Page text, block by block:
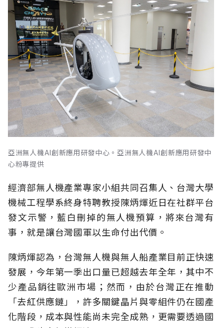
亞洲無人機AI創新應用研發中心。亞洲無人機AI創新應用研發中
心粉專提供
經濟部無人機產業專家小組共同召集人、台灣大學
機械工程學系終身特聘教授陳炳煇近日在社群平台
發文示警，藍白刪掉的無人機預算，將來台灣有
事，就是讓台灣國軍以生命付出代價。
陳炳煇認為，台灣無人機與無人船產業目前正快速
發展，今年第一季出口量已超越去年全年，其中不
少產品銷往歐洲市場；然而，由於台灣正在推動
「去紅供應鏈」，許多關鍵晶片與零組件仍在國產
化階段，成本與性能尚未完全成熟，更需要透過國